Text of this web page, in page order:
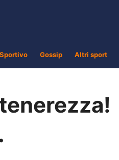
Gossip Altri sport